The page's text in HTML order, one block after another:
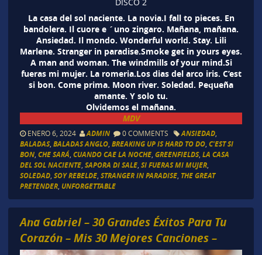
DISCO 2
La casa del sol naciente. La novia.I fall to pieces. En
bandolera. Il cuore e ´uno zingaro. Mañana, mañana.
Ansiedad. Il mondo. Wonderful world. Stay. Lili
Marlene. Stranger in paradise.Smoke get in yours eyes.
A man and woman. The windmills of your mind.Si
fueras mi mujer. La romeria.Los dias del arco iris. C’est
si bon. Come prima. Moon river. Soledad. Pequeña
amante. Y solo tu.
Olvidemos el mañana.
MDV
ENERO 6, 2024 ADMIN 0 COMMENTS ANSIEDAD,
BALADAS, BALADAS ANGLO, BREAKING UP IS HARD TO DO, C'EST SI
BON, CHE SARÁ, CUANDO CAE LA NOCHE, GREENFIELDS, LA CASA
DEL SOL NACIENTE, SAPORA DI SALE, SI FUERAS MI MUJER,
SOLEDAD, SOY REBELDE, STRANGER IN PARADISE, THE GREAT
PRETENDER, UNFORGETTABLE
Ana Gabriel – 30 Grandes Éxitos Para Tu
Corazón – Mis 30 Mejores Canciones –